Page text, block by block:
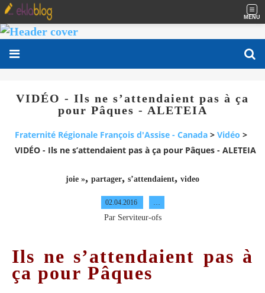
MENU
VIDÉO - Ils ne s’attendaient pas à ça
pour Pâques - ALETEIA
Fraternité Régionale François d'Assise - Canada > Vidéo >
VIDÉO - Ils ne s’attendaient pas à ça pour Pâques - ALETEIA
joie », partager, s’attendaient, video
02.04.2016
Par Serviteur-ofs
Ils ne s’attendaient pas à
ça pour Pâques